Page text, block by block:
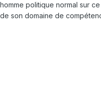
politique normal sur
son domaine de